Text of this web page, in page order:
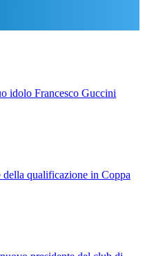
idolo Francesco Guccini
qualificazione in Coppa